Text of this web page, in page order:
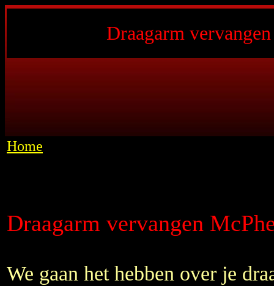
Draagarm
Home
Draagarm vervangen
We gaan het hebben over je